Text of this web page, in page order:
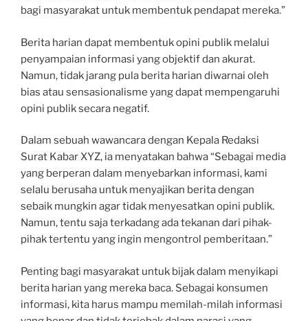
bagi masyarakat untuk membentuk pendapat mereka.”
Berita harian dapat membentuk opini publik melalui
penyampaian informasi yang objektif dan akurat.
Namun, tidak jarang pula berita harian diwarnai oleh
bias atau sensasionalisme yang dapat mempengaruhi
opini publik secara negatif.
Dalam sebuah wawancara dengan Kepala Redaksi
Surat Kabar XYZ, ia menyatakan bahwa “Sebagai media
yang berperan dalam menyebarkan informasi, kami
selalu berusaha untuk menyajikan berita dengan
sebaik mungkin agar tidak menyesatkan opini publik.
Namun, tentu saja terkadang ada tekanan dari pihak-
pihak tertentu yang ingin mengontrol pemberitaan.”
Penting bagi masyarakat untuk bijak dalam menyikapi
berita harian yang mereka baca. Sebagai konsumen
informasi, kita harus mampu memilah-milah informasi